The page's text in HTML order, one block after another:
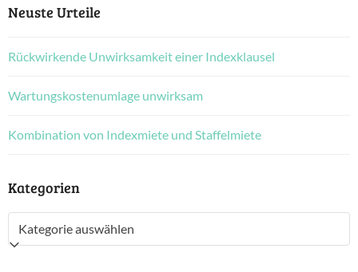
Neuste Urteile
Rückwirkende Unwirksamkeit einer Indexklausel
Wartungskostenumlage unwirksam
Kombination von Indexmiete und Staffelmiete
Kategorien
Kategorien